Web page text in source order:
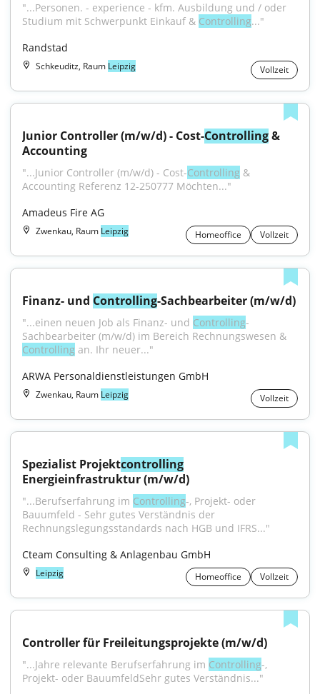
"...Personen. - experience - kfm. Ausbildung und / oder
Studium mit Schwerpunkt Einkauf & Controlling..."
Randstad
Schkeuditz, Raum Leipzig Vollzeit
Junior Controller (m/w/d) - Cost-Controlling &
Accounting
"...Junior Controller (m/w/d) - Cost-Controlling &
Accounting Referenz 12-250777 Möchten..."
Amadeus Fire AG
Zwenkau, Raum Leipzig Homeoffice Vollzeit
Finanz- und Controlling-Sachbearbeiter (m/w/d)
"...einen neuen Job als Finanz- und Controlling-
Controlling an. Ihr neuer..."
ARWA Personaldienstleistungen GmbH
Zwenkau, Raum Leipzig Vollzeit
Spezialist Projektcontrolling
Energieinfrastruktur (m/w/d)
"...Berufserfahrung im Controlling-, Projekt- oder
Bauumfeld - Sehr gutes Verständnis der
Rechnungslegungsstandards nach HGB und IFRS..."
Cteam Consulting & Anlagenbau GmbH
Leipzig Homeoffice Vollzeit
Controller für Freileitungsprojekte (m/w/d)
"...Jahre relevante Berufserfahrung im Controlling-,
Projekt- oder BauumfeldSehr gutes Verständnis..."